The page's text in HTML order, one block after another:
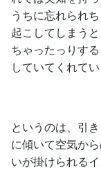
うちに忘れられ
起こしてしまう
ちゃったっりす
していてくれて
というのは、引
に傾いて空気か
いが掛けられる